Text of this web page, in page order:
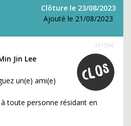
Clôture le 23/08/2023
Ajouté le 21/08/2023
301534
Jin Lee
un(e) ami(e)
toute personne résidant en